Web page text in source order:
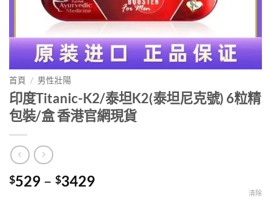
首頁 / 男性壯陽
印度Titanic-K2/泰坦K2(泰坦尼克號) 6粒精
包裝/盒 香港官網現貨
$529 – $3429Price
清除